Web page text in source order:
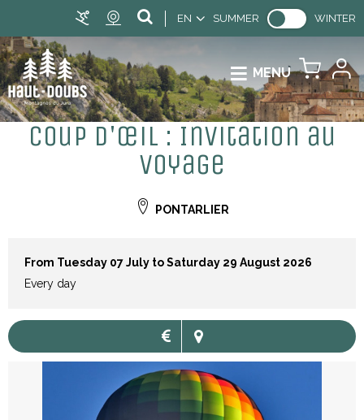
EN SUMMER WINTER
MENU
Coup d'œil : Invitation au
Voyage
PONTARLIER
From Tuesday 07 July to Saturday 29 August 2026
Every day